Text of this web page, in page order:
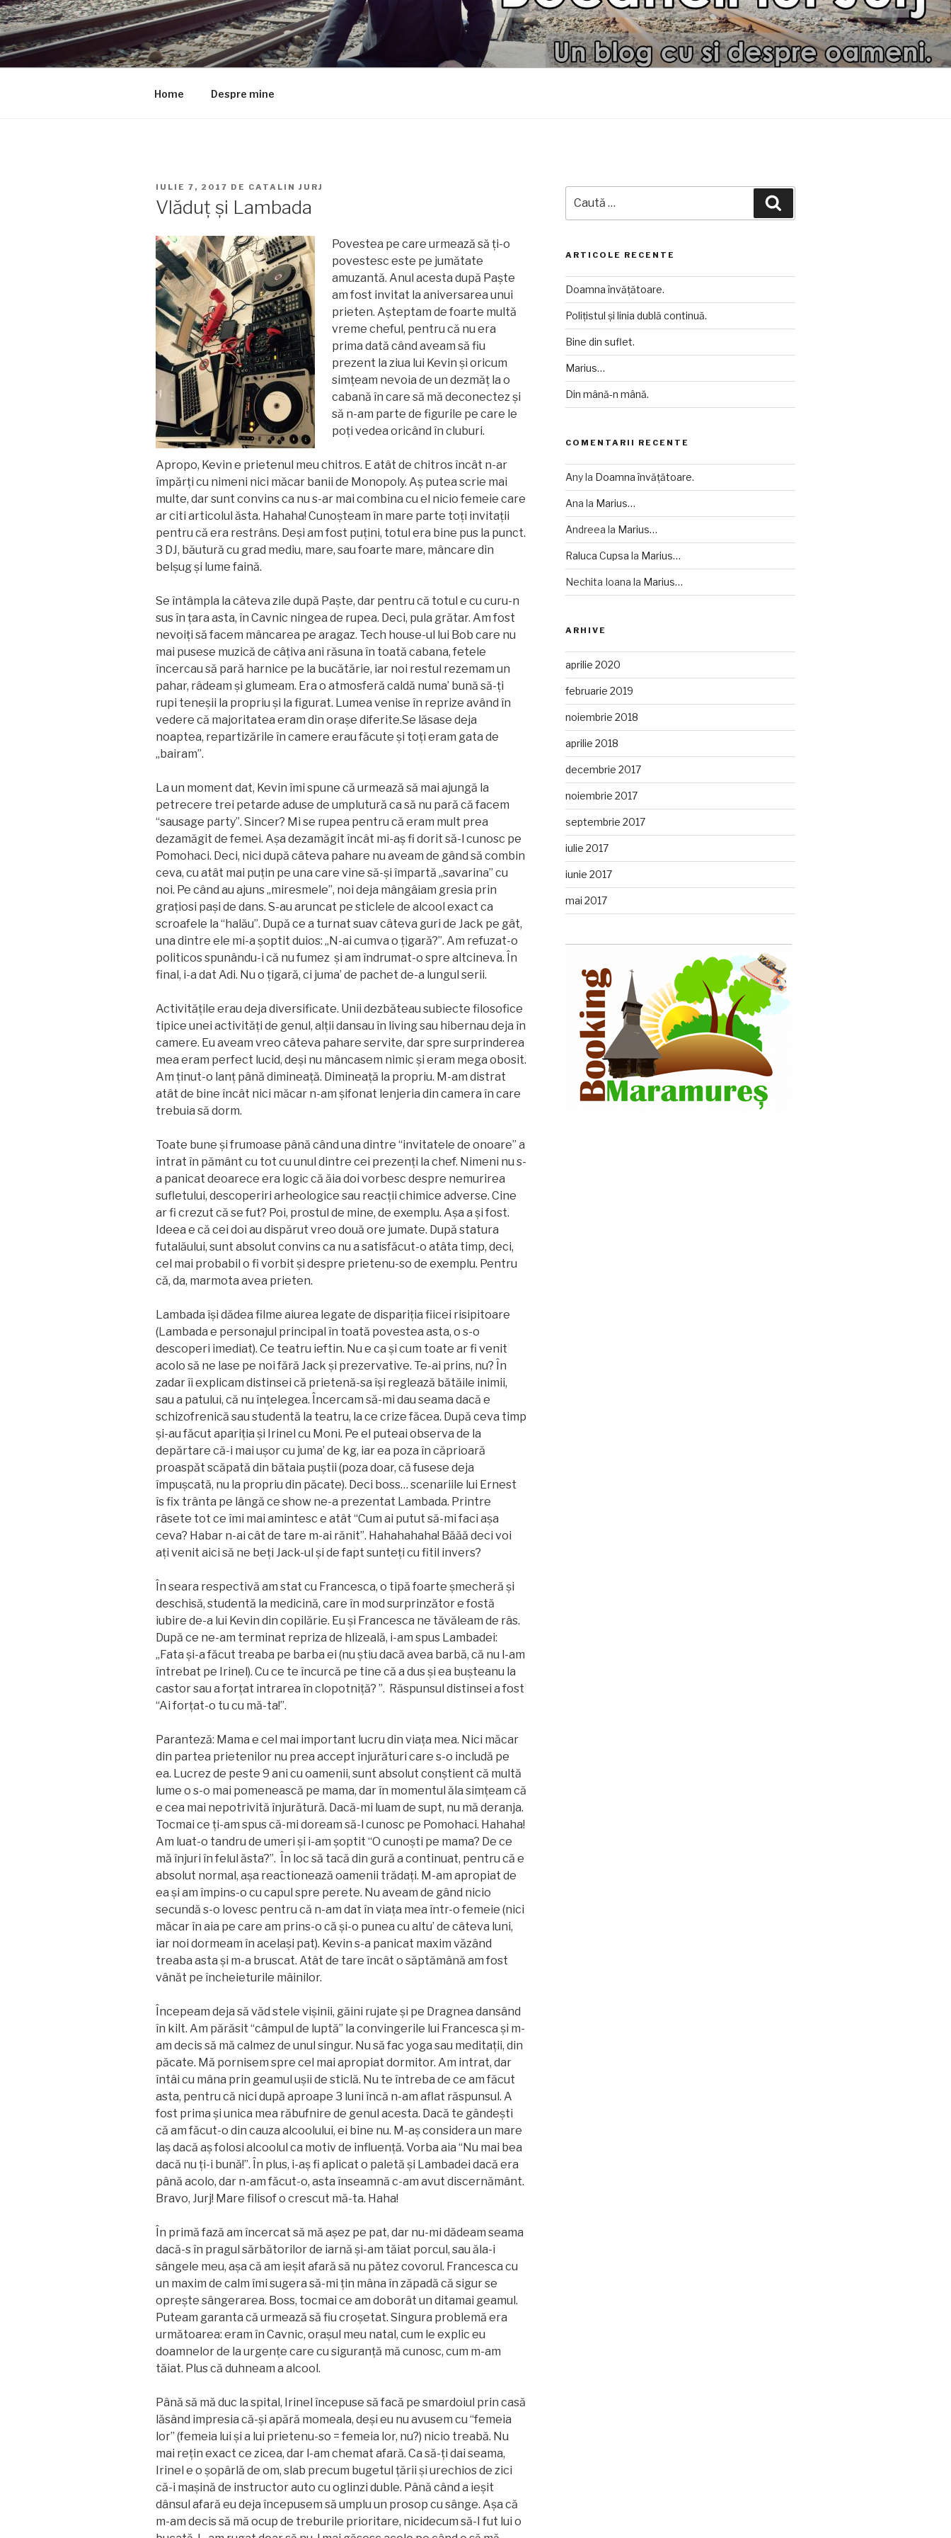
Sari
la
conținut
BOCANCII LUI JURJ
Un blog cu, și despre oameni.
Home Despre mine
PUBLICAT
PE
IULIE 7, 2017 DE CATALIN JURJ
Vlăduț și Lambada
Povestea pe care urmează să ți-o
povestesc este pe jumătate
amuzantă. Anul acesta după Paște
am fost invitat la aniversarea unui
prieten. Așteptam de foarte multă
vreme cheful, pentru că nu era
prima dată când aveam să fiu
prezent la ziua lui Kevin și oricum
simțeam nevoia de un dezmăț la o
cabană în care să mă deconectez și
să n-am parte de figurile pe care le
poți vedea oricând în cluburi.
Apropo, Kevin e prietenul meu chitros. E atât de chitros încât n-ar
împărți cu nimeni nici măcar banii de Monopoly. Aș putea scrie mai
multe, dar sunt convins ca nu s-ar mai combina cu el nicio femeie care
ar citi articolul ăsta. Hahaha! Cunoșteam în mare parte toți invitații
pentru că era restrâns. Deși am fost puțini, totul era bine pus la punct.
3 DJ, băutură cu grad mediu, mare, sau foarte mare, mâncare din
belșug și lume faină.
Se întâmpla la câteva zile după Paște, dar pentru că totul e cu curu-n
sus în țara asta, în Cavnic ningea de rupea. Deci, pula grătar. Am fost
nevoiți să facem mâncarea pe aragaz. Tech house-ul lui Bob care nu
mai pusese muzică de câțiva ani răsuna în toată cabana, fetele
încercau să pară harnice pe la bucătărie, iar noi restul rezemam un
pahar, râdeam și glumeam. Era o atmosferă caldă numa’ bună să-ți
rupi teneșii la propriu și la figurat. Lumea venise în reprize având în
vedere că majoritatea eram din orașe diferite.Se lăsase deja
noaptea, repartizările în camere erau făcute și toți eram gata de
„bairam”.
La un moment dat, Kevin îmi spune că urmează să mai ajungă la
petrecere trei petarde aduse de umplutură ca să nu pară că facem
“sausage party”. Sincer? Mi se rupea pentru că eram mult prea
dezamăgit de femei. Așa dezamăgit încât mi-aș fi dorit să-l cunosc pe
Pomohaci. Deci, nici după câteva pahare nu aveam de gând să combin
ceva, cu atât mai puțin pe una care vine să-și împartă „savarina” cu
noi. Pe când au ajuns „miresmele”, noi deja mângâiam gresia prin
grațiosi pași de dans. S-au aruncat pe sticlele de alcool exact ca
scroafele la “halău”. După ce a turnat suav câteva guri de Jack pe gât,
una dintre ele mi-a șoptit duios: „N-ai cumva o țigară?”. Am refuzat-o
politicos spunându-i că nu fumez și am îndrumat-o spre altcineva. În
final, i-a dat Adi. Nu o țigară, ci juma’ de pachet de-a lungul serii.
Activitățile erau deja diversificate. Unii dezbăteau subiecte filosofice
tipice unei activități de genul, alții dansau în living sau hibernau deja în
camere. Eu aveam vreo câteva pahare servite, dar spre surprinderea
mea eram perfect lucid, deși nu mâncasem nimic și eram mega obosit.
Am ținut-o lanț până dimineață. Dimineață la propriu. M-am distrat
atât de bine încât nici măcar n-am șifonat lenjeria din camera în care
trebuia să dorm.
Toate bune și frumoase până când una dintre “invitatele de onoare” a
intrat în pământ cu tot cu unul dintre cei prezenți la chef. Nimeni nu s-
a panicat deoarece era logic că ăia doi vorbesc despre nemurirea
sufletului, descoperiri arheologice sau reacții chimice adverse. Cine
ar fi crezut că se fut? Poi, prostul de mine, de exemplu. Așa a și fost.
Ideea e că cei doi au dispărut vreo două ore jumate. După statura
futalăului, sunt absolut convins ca nu a satisfăcut-o atâta timp, deci,
cel mai probabil o fi vorbit și despre prietenu-so de exemplu. Pentru
că, da, marmota avea prieten.
Lambada își dădea filme aiurea legate de dispariția fiicei risipitoare
(Lambada e personajul principal în toată povestea asta, o s-o
descoperi imediat). Ce teatru ieftin. Nu e ca și cum toate ar fi venit
acolo să ne lase pe noi fără Jack și prezervative. Te-ai prins, nu? În
zadar îi explicam distinsei că prietenă-sa își reglează bătăile inimii,
sau a patului, că nu înțelegea. Încercam să-mi dau seama dacă e
schizofrenică sau studentă la teatru, la ce crize făcea. După ceva timp
și-au făcut apariția și Irinel cu Moni. Pe el puteai observa de la
depărtare că-i mai ușor cu juma’ de kg, iar ea poza în căprioară
proaspăt scăpată din bătaia puștii (poza doar, că fusese deja
împușcată, nu la propriu din păcate). Deci boss… scenariile lui Ernest
îs fix trânta pe lângă ce show ne-a prezentat Lambada. Printre
râsete tot ce îmi mai amintesc e atât “Cum ai putut să-mi faci așa
ceva? Habar n-ai cât de tare m-ai rănit”. Hahahahaha! Băăă deci voi
ați venit aici să ne beți Jack-ul și de fapt sunteți cu fitil invers?
În seara respectivă am stat cu Francesca, o tipă foarte șmecheră și
deschisă, studentă la medicină, care în mod surprinzător e fostă
iubire de-a lui Kevin din copilărie. Eu și Francesca ne tăvăleam de râs.
După ce ne-am terminat repriza de hlizeală, i-am spus Lambadei:
„Fata și-a făcut treaba pe barba ei (nu știu dacă avea barbă, că nu l-am
întrebat pe Irinel). Cu ce te încurcă pe tine că a dus și ea bușteanu la
castor sau a forțat intrarea în clopotniță? ”. Răspunsul distinsei a fost
“Ai forțat-o tu cu mă-ta!”.
Paranteză: Mama e cel mai important lucru din viața mea. Nici măcar
din partea prietenilor nu prea accept înjurături care s-o includă pe
ea. Lucrez de peste 9 ani cu oamenii, sunt absolut conștient că multă
lume o s-o mai pomenească pe mama, dar în momentul ăla simțeam că
e cea mai nepotrivită înjurătură. Dacă-mi luam de supt, nu mă deranja.
Tocmai ce ți-am spus că-mi doream să-l cunosc pe Pomohaci. Hahaha!
Am luat-o tandru de umeri și i-am șoptit “O cunoști pe mama? De ce
mă înjuri în felul ăsta?”. În loc să tacă din gură a continuat, pentru că e
absolut normal, așa reactionează oamenii trădați. M-am apropiat de
ea și am împins-o cu capul spre perete. Nu aveam de gând nicio
secundă s-o lovesc pentru că n-am dat în viața mea într-o femeie (nici
măcar în aia pe care am prins-o că și-o punea cu altu’ de câteva luni,
iar noi dormeam în același pat). Kevin s-a panicat maxim văzând
treaba asta și m-a bruscat. Atât de tare încât o săptămână am fost
vânăt pe încheieturile mâinilor.
Începeam deja să văd stele vișinii, găini rujate și pe Dragnea dansând
în kilt. Am părăsit “câmpul de luptă” la convingerile lui Francesca și m-
am decis să mă calmez de unul singur. Nu să fac yoga sau meditații, din
păcate. Mă pornisem spre cel mai apropiat dormitor. Am intrat, dar
întâi cu mâna prin geamul ușii de sticlă. Nu te întreba de ce am făcut
asta, pentru că nici după aproape 3 luni încă n-am aflat răspunsul. A
fost prima și unica mea răbufnire de genul acesta. Dacă te gândești
că am făcut-o din cauza alcoolului, ei bine nu. M-aș considera un mare
laș dacă aș folosi alcoolul ca motiv de influență. Vorba aia “Nu mai bea
dacă nu ți-i bună!”. În plus, i-aș fi aplicat o paletă și Lambadei dacă era
până acolo, dar n-am făcut-o, asta înseamnă c-am avut discernământ.
Bravo, Jurj! Mare filisof o crescut mă-ta. Haha!
În primă fază am încercat să mă așez pe pat, dar nu-mi dădeam seama
dacă-s în pragul sărbătorilor de iarnă și-am tăiat porcul, sau ăla-i
sângele meu, așa că am ieșit afară să nu pătez covorul. Francesca cu
un maxim de calm îmi sugera să-mi țin mâna în zăpadă că sigur se
oprește sângerarea. Boss, tocmai ce am doborât un ditamai geamul.
Puteam garanta că urmează să fiu croșetat. Singura problemă era
următoarea: eram în Cavnic, orașul meu natal, cum le explic eu
doamnelor de la urgențe care cu siguranță mă cunosc, cum m-am
tăiat. Plus că duhneam a alcool.
Până să mă duc la spital, Irinel începuse să facă pe smardoiul prin casă
lăsând impresia că-și apără momeala, deși eu nu avusem cu “femeia
lor” (femeia lui și a lui prietenu-so = femeia lor, nu?) nicio treabă. Nu
mai rețin exact ce zicea, dar l-am chemat afară. Ca să-ți dai seama,
Irinel e o șopârlă de om, slab precum bugetul țării și urechios de zici
că-i mașină de instructor auto cu oglinzi duble. Până când a ieșit
dânsul afară eu deja începusem să umplu un prosop cu sânge. Așa că
m-am decis să mă ocup de treburile prioritare, nicidecum să-I fut lui o
după:
ARTICOLE RECENTE
Doamna învățătoare.
Polițistul și linia dublă continuă.
Bine din suflet.
Marius…
Din mână-n mână.
COMENTARII RECENTE
Anyla Doamna învățătoare.
Ana la Marius…
Andreea la Marius…
Raluca Cupsa la Marius…
Nechita Ioana la Marius…
ARHIVE
aprilie 2020
februarie 2019
noiembrie 2018
aprilie 2018
decembrie 2017
noiembrie 2017
septembrie 2017
iulie 2017
iunie 2017
mai 2017